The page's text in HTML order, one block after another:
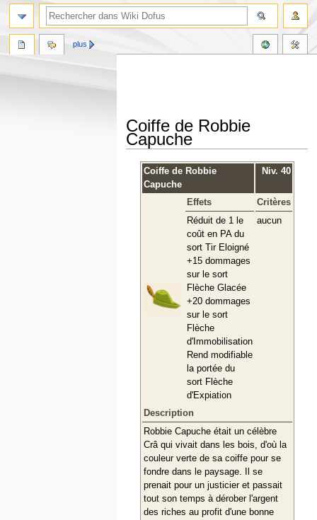
Coiffe de Robbie
Capuche
Coiffe de Robbie
Capuche
Niv. 40
Effets
Critères
Réduit de 1 le
coût en PA du
sort Tir Eloigné
+15 dommages
sur le sort
Flèche Glacée
+20 dommages
sur le sort
Flèche
d'Immobilisation
Rend modifiable
la portée du
sort Flèche
d'Expiation
aucun
Description
Robbie Capuche était un célèbre
Crâ qui vivait dans les bois, d'où la
couleur verte de sa coiffe pour se
fondre dans le paysage. Il se
prenait pour un justicier et passait
tout son temps à dérober l'argent
des riches au profit d'une bonne
plus